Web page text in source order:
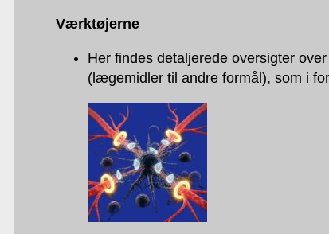
Værktøjerne
Her findes detaljerede oversigter
(lægemidler til andre formål), som i